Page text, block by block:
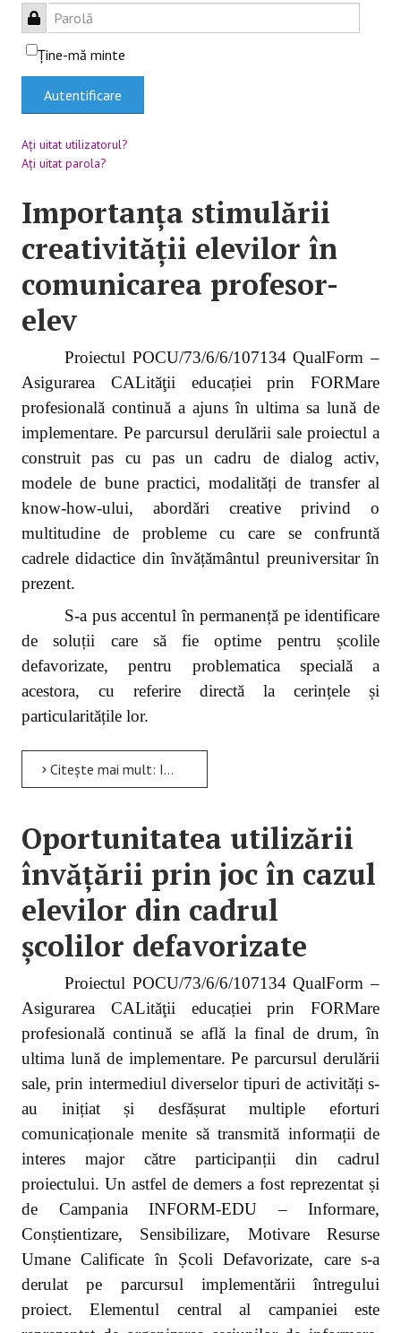
Sesiuni online
CONTACT
BLACKBOARD
Parolă
Ţine-mă minte
Autentificare
Aţi uitat utilizatorul?
Aţi uitat parola?
Importanța stimulării
creativității elevilor în
comunicarea profesor-
elev
Proiectul POCU/73/6/6/107134 QualForm –
Asigurarea CALităţii educației prin FORMare
profesională continuă a ajuns în ultima sa lună de
implementare. Pe parcursul derulării sale proiectul a
construit pas cu pas un cadru de dialog activ,
modele de bune practici, modalități de transfer al
know-how-ului, abordări creative privind o
multitudine de probleme cu care se confruntă
cadrele didactice din învățământul preuniversitar în
prezent.
S-a pus accentul în permanență pe identificare
de soluții care să fie optime pentru școlile
defavorizate, pentru problematica specială a
acestora, cu referire directă la cerințele și
particularitățile lor.
Citește mai mult: Importanța stimulării creativității elevilor în comunicarea profesor-elev
Oportunitatea utilizării
învățării prin joc în cazul
elevilor din cadrul
școlilor defavorizate
Proiectul POCU/73/6/6/107134 QualForm –
Asigurarea CALităţii educației prin FORMare
profesională continuă se află la final de drum, în
ultima lună de implementare. Pe parcursul derulării
sale, prin intermediul diverselor tipuri de activități s-
au inițiat și desfășurat multiple eforturi
comunicaționale menite să transmită informații de
interes major către participanții din cadrul
proiectului. Un astfel de demers a fost reprezentat și
de Campania INFORM-EDU – Informare,
Conștientizare, Sensibilizare, Motivare Resurse
Umane Calificate în Școli Defavorizate, care s-a
derulat pe parcursul implementării întregului
proiect. Elementul central al campaniei este